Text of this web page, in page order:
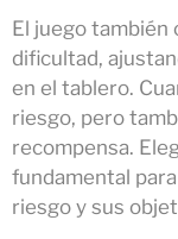
El juego
dificultad,
en el tablero.
riesgo, pero
recompensa.
fundamental
riesgo y sus